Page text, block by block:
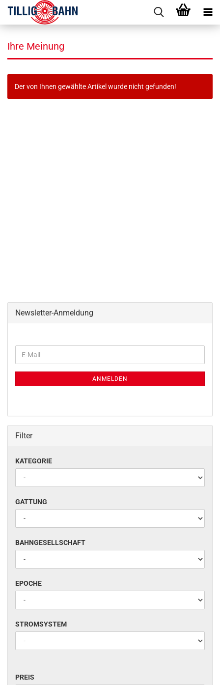
Ihre Meinung
Der von Ihnen gewählte Artikel wurde nicht gefunden!
Newsletter-Anmeldung
ZUR
E-
Mail
ANMELDEN
Filter
KATEGORIE
KATEGORIE
GATTUNG
GATTUNG
BAHNGESELLSCHAFT
BAHNGESELLSCHAFT
EPOCHE
EPOCHE
STROMSYSTEM
STROMSYSTEM
PREIS
PREIS